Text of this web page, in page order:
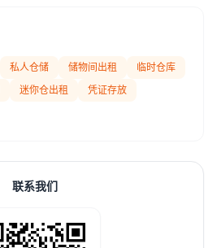
私人仓储 储物间出租
临时仓库
迷你仓出租
凭证存放
联系我们